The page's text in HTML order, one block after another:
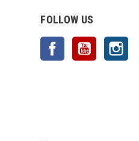
FOLLOW US
Facebook YouTube